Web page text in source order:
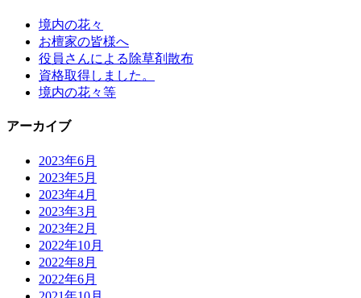
境内の花々
お檀家の皆様へ
役員さんによる除草剤散布
資格取得しました。
境内の花々等
アーカイブ
2023年6月
2023年5月
2023年4月
2023年3月
2023年2月
2022年10月
2022年8月
2022年6月